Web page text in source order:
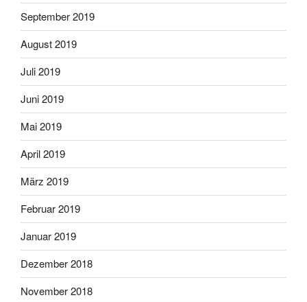
September 2019
August 2019
Juli 2019
Juni 2019
Mai 2019
April 2019
März 2019
Februar 2019
Januar 2019
Dezember 2018
November 2018